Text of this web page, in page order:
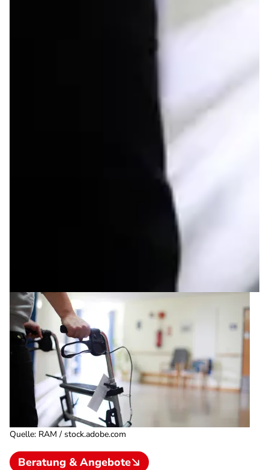
Quelle: RAM / stock.adobe.com
Beratung & Angebote